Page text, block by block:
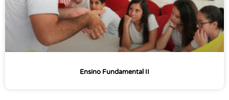
Ensino Fundamental II